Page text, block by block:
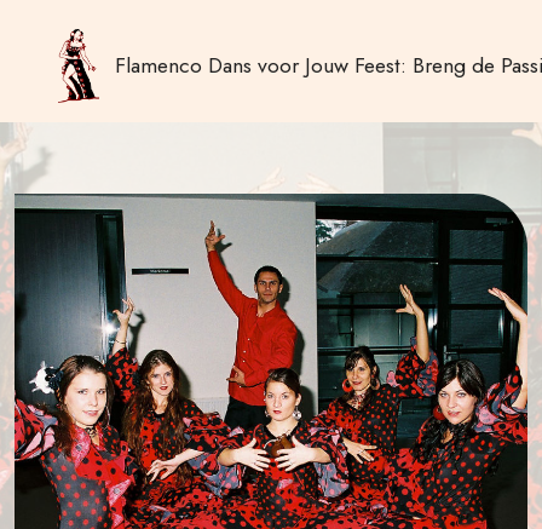
Flamenco Dans voor Jouw Feest: Breng de